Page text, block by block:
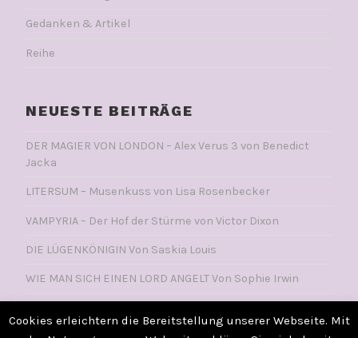
Gedanken & Artikel
Reihe
NEUESTE BEITRÄGE
DER MAGIER VON LONDON – Alex Verus 3 von Benedict
Jacka
LITERSUM – Musenkuss von Lisa Rosenbecker
VAMPYRIA – Der Hof der Stürme von Victor Dixon
DIE LÜGENKÖNIGIN Von Saskia Louis
WIE MAN SICH EINEN LORD ANGELT Von Sophie Irwin
Cookies erleichtern die Bereitstellung unserer Webseite. Mit